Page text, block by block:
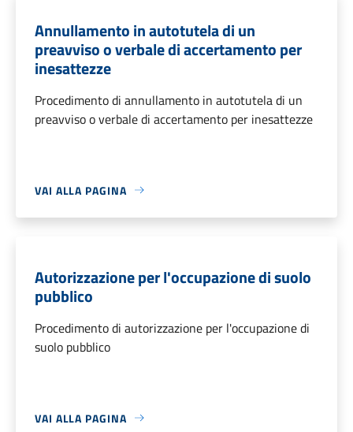
Annullamento in autotutela di un
preavviso o verbale di accertamento per
inesattezze
Procedimento di annullamento in autotutela di un
preavviso o verbale di accertamento per inesattezze
VAI ALLA PAGINA
Autorizzazione per l'occupazione di suolo
pubblico
Procedimento di autorizzazione per l'occupazione di
suolo pubblico
VAI ALLA PAGINA